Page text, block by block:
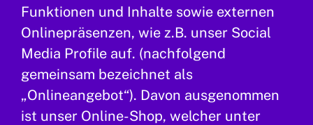
Funktionen und Inhalte sowie externen
Onlinepräsenzen, wie z.B. unser Social
Media Profile auf. (nachfolgend
gemeinsam bezeichnet als
„Onlineangebot“). Davon ausgenommen
ist unser Online-Shop, welcher unter